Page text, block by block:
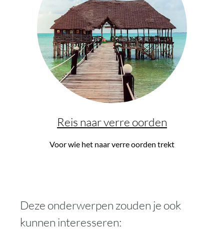
Reis naar verre oorden
Voor wie het naar verre oorden trekt
Deze onderwerpen zouden je ook
kunnen interesseren: